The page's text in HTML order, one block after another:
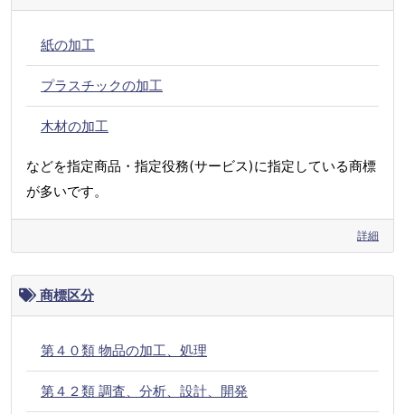
紙の加工
プラスチックの加工
木材の加工
などを指定商品・指定役務(サービス)に指定している商標
が多いです。
詳細
商標区分
第４０類 物品の加工、処理
第４２類 調査、分析、設計、開発